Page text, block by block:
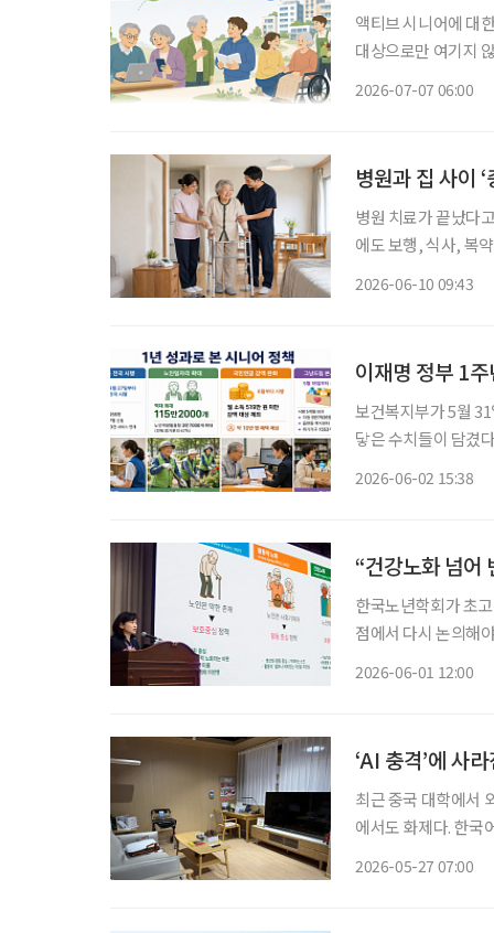
액티브 시니어에 대
대상으로만 여기지
2026-07-07 06:00
병원과 집 사이
병원 치료가 끝났다
에도 보행, 식사, 복
2026-06-10 09:43
이재명 정부 1
보건복지부가 5월
닿은 수치들이 담겼
2026-06-02 15:38
“건강노화 넘어
한국노년학회가 초
점에서 다시 논의해야 한다고 강조했다. 한국
2026-06-01 12:00
‘AI 충격’에 사
최근 중국 대학에서
에서도 화제다. 한국
2026-05-27 07:00